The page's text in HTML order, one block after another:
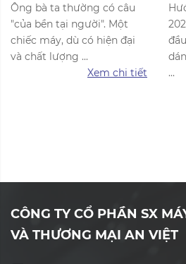
Ông bà ta thường có câu
"của bền tại người". Một
chiếc máy, dù có hiện đại
và chất lượng ...
Xem chi tiết
...
CÔNG TY CỔ PHẦN SX
VÀ THƯƠNG MẠI AN VIỆT